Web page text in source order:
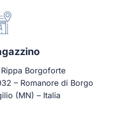
Borgoforte
– Romanore di Borgo
(MN) – Italia